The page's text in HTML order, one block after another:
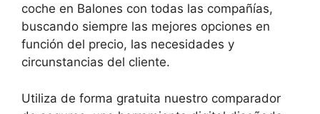
coche en Balones con todas las compañías,
buscando siempre las mejores opciones en
función del precio, las necesidades y
circunstancias del cliente.
Utiliza de forma gratuita nuestro comparador